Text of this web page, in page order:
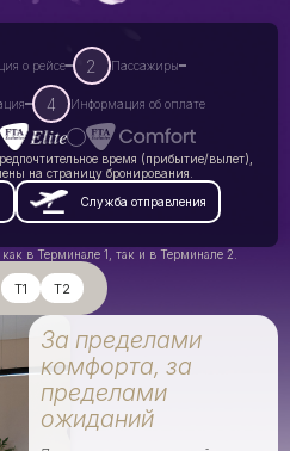
о рейсе 2 Пассажиры
4 Информация об оплате
время (прибытие/вылет),
на страницу бронирования.
Служба отправления
в Терминале 1, так и в Терминале 2.
T1 T2
За пределами
комфорта, за
пределами
ожиданий